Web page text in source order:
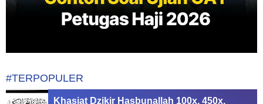
#TERPOPULER
Khasiat Dzikir Hasbunallah 100x, 450x,